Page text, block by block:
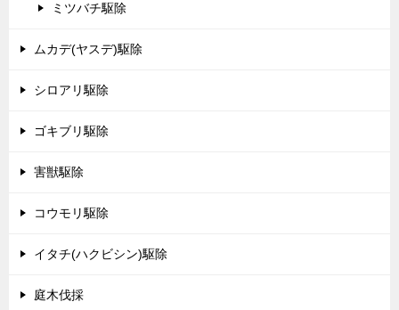
ミツバチ駆除
ムカデ(ヤスデ)駆除
シロアリ駆除
ゴキブリ駆除
害獣駆除
コウモリ駆除
イタチ(ハクビシン)駆除
庭木伐採